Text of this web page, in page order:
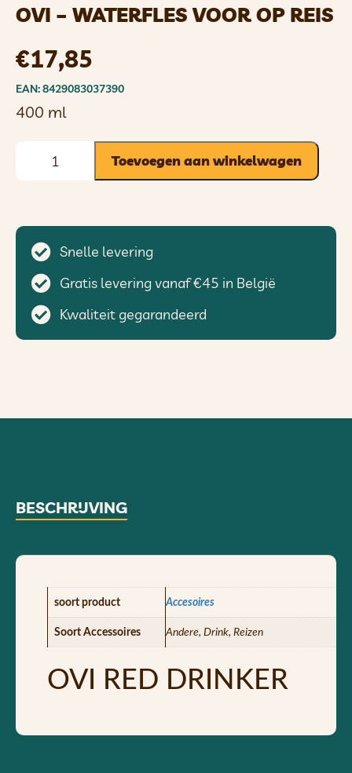
OVI – WATERFLES VOOR OP REIS
€17,85
EAN: 8429083037390
400 ml
Toevoegen aan winkelwagen
Snelle levering
Gratis levering vanaf €45 in België
Kwaliteit gegarandeerd
BESCHRIJVING
soort product Accesoires
Soort Accessoires Andere, Drink, Reizen
OVI RED DRINKER